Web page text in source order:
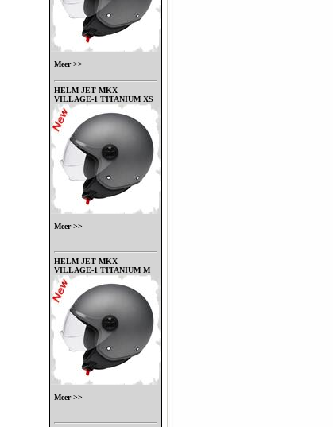
Meer >>
HELM JET MKX
VILLAGE-1 TITANIUM XS
Meer >>
HELM JET MKX
VILLAGE-1 TITANIUM M
Meer >>